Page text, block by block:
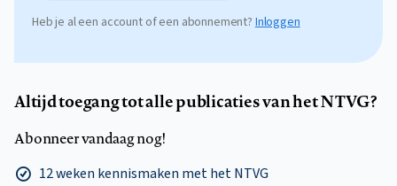
Heb je al een account of een abonnement? Inloggen
Altijd toegang tot alle publicaties van het NTVG?
Abonneer vandaag nog!
12 weken kennismaken met het NTVG